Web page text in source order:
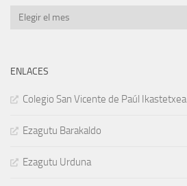
Archivos
ENLACES
Colegio San Vicente de Paúl Ikastetxea
Ezagutu Barakaldo
Ezagutu Urduna